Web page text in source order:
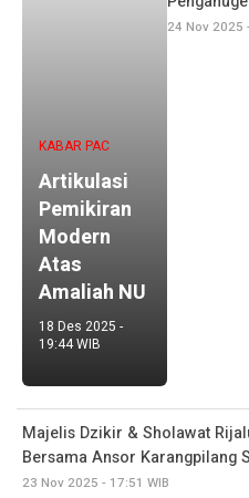
KABAR PAC
Artikulasi
Pemikiran
Modern
Atas
Amaliah NU
18 Des 2025 -
19:44 WIB
24 Nov 2025
Majelis Dzikir & Sholawat
Bersama Ansor Karangpilang
23 Nov 2025 - 17:51 WIB